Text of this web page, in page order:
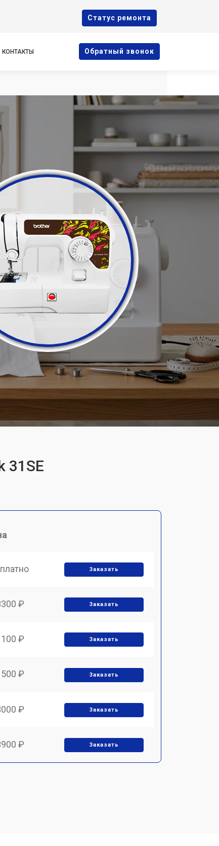
Cтатус ремонта
КОНТАКТЫ Oбратный звонок
31SE
Заказать
₽ Заказать
₽ Заказать
₽ Заказать
₽ Заказать
₽ Заказать